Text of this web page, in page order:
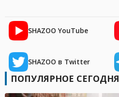
SHAZOO YouTube
SHAZOO в Twitter
ПОПУЛЯРНОЕ СЕГОДНЯ